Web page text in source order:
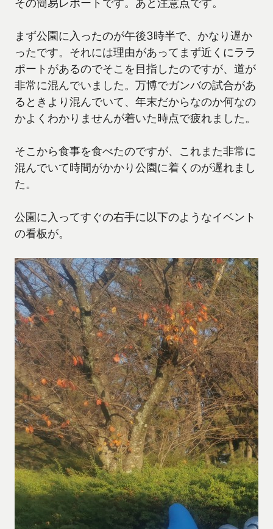
まず公園に入ったのが午後3時半で、かなり遅か
ったです。それには理由があってまず近くにララ
ポートがあるのでそこを目指したのですが、道が
非常に混んでいました。万博でガンバの試合があ
るときより混んでいて、年末だからなのか何なの
かよくわかりませんが着いた時点で疲れました。
そこから食事を食べたのですが、これまた非常に
混んでいて時間がかかり公園に着くのが遅れまし
た。
公園に入ってすぐの右手に以下のようなイベント
の看板が。